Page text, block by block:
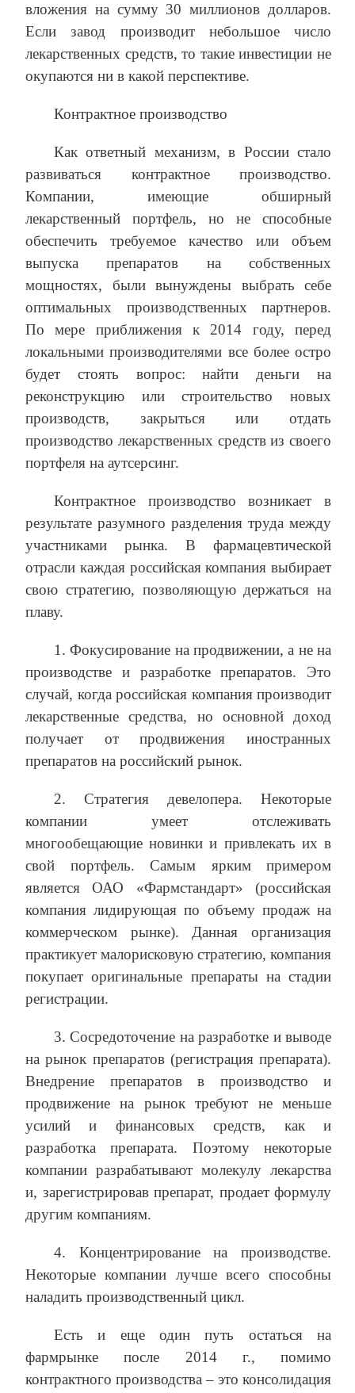
вложения на сумму 30 миллионов долларов.
Если завод производит небольшое число
лекарственных средств, то такие инвестиции не
окупаются ни в какой перспективе.
Контрактное производство
Как ответный механизм, в России стало
развиваться контрактное производство.
Компании, имеющие обширный
лекарственный портфель, но не способные
обеспечить требуемое качество или объем
выпуска препаратов на собственных
мощностях, были вынуждены выбрать себе
оптимальных производственных партнеров.
По мере приближения к 2014 году, перед
локальными производителями все более остро
будет стоять вопрос: найти деньги на
реконструкцию или строительство новых
производств, закрыться или отдать
производство лекарственных средств из своего
портфеля на аутсерсинг.
Контрактное производство возникает в
результате разумного разделения труда между
участниками рынка. В фармацевтической
отрасли каждая российская компания выбирает
свою стратегию, позволяющую держаться на
плаву.
1. Фокусирование на продвижении, а не на
производстве и разработке препаратов. Это
случай, когда российская компания производит
лекарственные средства, но основной доход
получает от продвижения иностранных
препаратов на российский рынок.
2. Стратегия девелопера. Некоторые
компании умеет отслеживать
многообещающие новинки и привлекать их в
свой портфель. Самым ярким примером
является ОАО «Фармстандарт» (российская
компания лидирующая по объему продаж на
коммерческом рынке). Данная организация
практикует малорисковую стратегию, компания
покупает оригинальные препараты на стадии
регистрации.
3. Сосредоточение на разработке и выводе
на рынок препаратов (регистрация препарата).
Внедрение препаратов в производство и
продвижение на рынок требуют не меньше
усилий и финансовых средств, как и
разработка препарата. Поэтому некоторые
компании разрабатывают молекулу лекарства
и, зарегистрировав препарат, продает формулу
другим компаниям.
4. Концентрирование на производстве.
Некоторые компании лучше всего способны
наладить производственный цикл.
Есть и еще один путь остаться на
фармрынке после 2014 г., помимо
контрактного производства – это консолидация